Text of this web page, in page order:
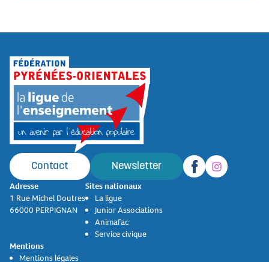
Contact Newsletter
Adresse
1 Rue Michel Doutres
66000 PERPIGNAN
Sites nationaux
La ligue
Junior Associations
Animafac
Service civique
Mentions
Mentions légales